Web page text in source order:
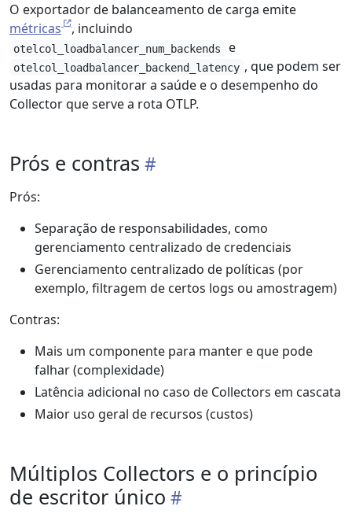
O exportador de balanceamento de carga emite
métricas
, incluindo
otelcol_loadbalancer_num_backends e
otelcol_loadbalancer_backend_latency , que podem ser
usadas para monitorar a saúde e o desempenho do
Collector que serve a rota OTLP.
Prós e contras
Prós:
Separação de responsabilidades, como
gerenciamento centralizado de credenciais
Gerenciamento centralizado de políticas (por
exemplo, filtragem de certos logs ou amostragem)
Contras:
Mais um componente para manter e que pode
falhar (complexidade)
Latência adicional no caso de Collectors em cascata
Maior uso geral de recursos (custos)
Múltiplos Collectors e o princípio
de escritor único